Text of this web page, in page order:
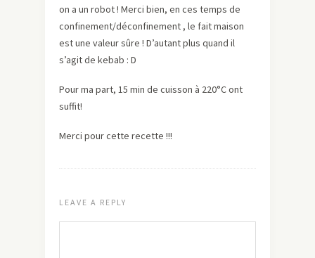
on a un robot ! Merci bien, en ces temps de
confinement/déconfinement , le fait maison
est une valeur sûre ! D’autant plus quand il
s’agit de kebab : D
Pour ma part, 15 min de cuisson à 220°C ont
suffit!
Merci pour cette recette !!!
LEAVE A REPLY